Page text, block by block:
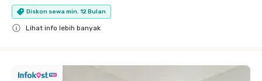
Diskon sewa min. 12 Bulan
Lihat info lebih banyak